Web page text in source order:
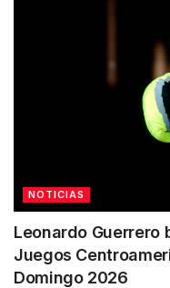
NOTICIAS
Leonardo Guerrero
Juegos
Domingo 2026